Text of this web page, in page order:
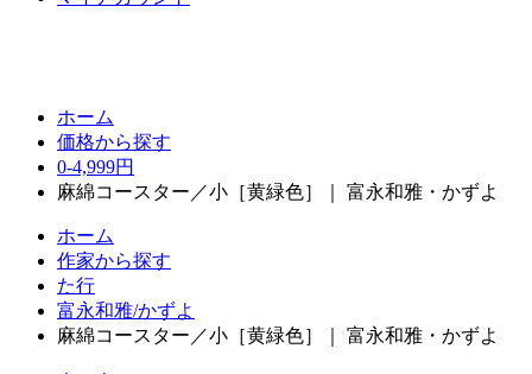
ホーム
価格から探す
0-4,999円
麻綿コースター／小［黄緑色］｜ 富永和雅・かずよ
ホーム
作家から探す
た行
富永和雅/かずよ
麻綿コースター／小［黄緑色］｜ 富永和雅・かずよ